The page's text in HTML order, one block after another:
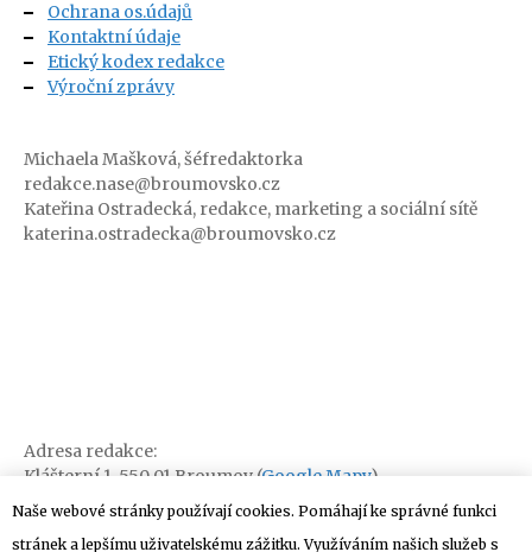
Ochrana os.údajů
Kontaktní údaje
Etický kodex redakce
Výroční zprávy
Michaela Mašková, šéfredaktorka
redakce.nase@broumovsko.cz
Kateřina Ostradecká, redakce, marketing a sociální sítě
katerina.ostradecka@broumovsko.cz
Adresa redakce:
Klášterní 1, 550 01 Broumov (Google Mapy)
Naše webové stránky používají cookies. Pomáhají ke správné funkci
stránek a lepšímu uživatelskému zážitku. Využíváním našich služeb s